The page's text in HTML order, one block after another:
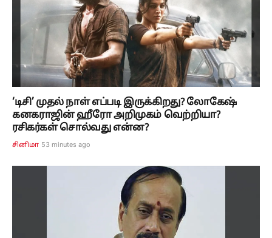
‘டிசி’ முதல் நாள் எப்படி இருக்கிறது? லோகேஷ்
கனகராஜின் ஹீரோ அறிமுகம் வெற்றியா?
ரசிகர்கள் சொல்வது என்ன?
சினிமா 53 minutes ago